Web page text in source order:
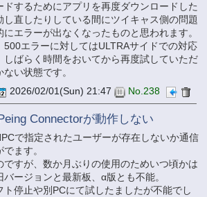
ドするためにアプリを再度ダウンロードした
し直したりしている間にツイキャス側の問題
エラーが出なくなったものと思われます。
500エラーに対してはULTRAサイドでの対応
しばらく時間をおいてから再度試していただ
い状態です。
2026/02/01(Sun) 21:47 No.238
Connectorが動作しない
で指定されたユーザーが存在しないか通信
ます。
ですが、数か月ぶりの使用のためいつ頃かは
ージョンと最新板、α版とも不能。
ト停止や別PCにて試したましたが不能でし